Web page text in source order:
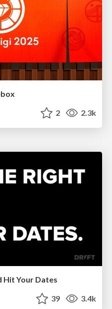
2 2.3k
Hit Your Dates
39 3.4k